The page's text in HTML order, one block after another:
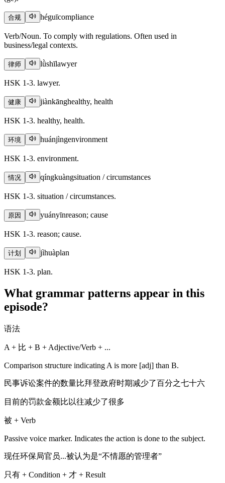
合规 héguīcompliance
Verb/Noun. To comply with regulations. Often used in
business/legal contexts.
律师 lǜshīlawyer
HSK 1-3. lawyer.
健康 jiànkānghealthy, health
HSK 1-3. healthy, health.
环境 huánjìngenvironment
HSK 1-3. environment.
情况 qíngkuàngsituation / circumstances
HSK 1-3. situation / circumstances.
原因 yuányīnreason; cause
HSK 1-3. reason; cause.
计划 jìhuàplan
HSK 1-3. plan.
What grammar patterns appear in this
episode?
语法
A + 比 + B + Adjective/Verb + ...
Comparison structure indicating A is more [adj] than B.
民事诉讼案件的数量比拜登政府时期减少了百分之七十六
目前的罚款金额比以往减少了很多
被 + Verb
Passive voice marker. Indicates the action is done to the subject.
现任环保局官员...被认为是“不情愿的管理者”
只有 + Condition + 才 + Result